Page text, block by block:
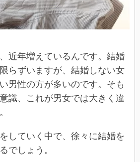
近年増えているんです。結婚
らずいますが、結婚しない女
男性の方が多いのです。そも
識、これが男女では大きく違
していく中で、徐々に結婚を
でしょう。